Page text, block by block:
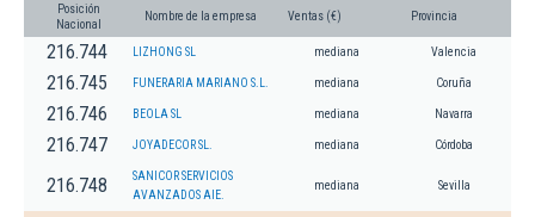
Posición
Nacional
Nombre de la empresa Ventas (€) Provincia
216.744 LIZHONG SL mediana Valencia
216.745 FUNERARIA MARIANO S.L. mediana Coruña
216.746 BEOLA SL mediana Navarra
216.747 JOYADECOR SL. mediana Córdoba
216.748
SANICOR SERVICIOS
AVANZADOS AIE.
mediana Sevilla